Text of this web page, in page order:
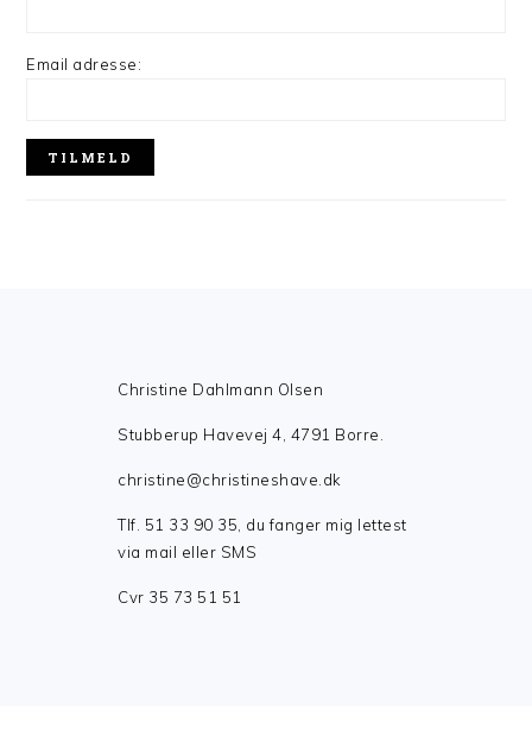
Email adresse:
Christine Dahlmann Olsen
Stubberup Havevej 4, 4791 Borre.
christine@christineshave.dk
Tlf. 51 33 90 35, du fanger mig lettest
via mail eller SMS
Cvr 35 73 51 51